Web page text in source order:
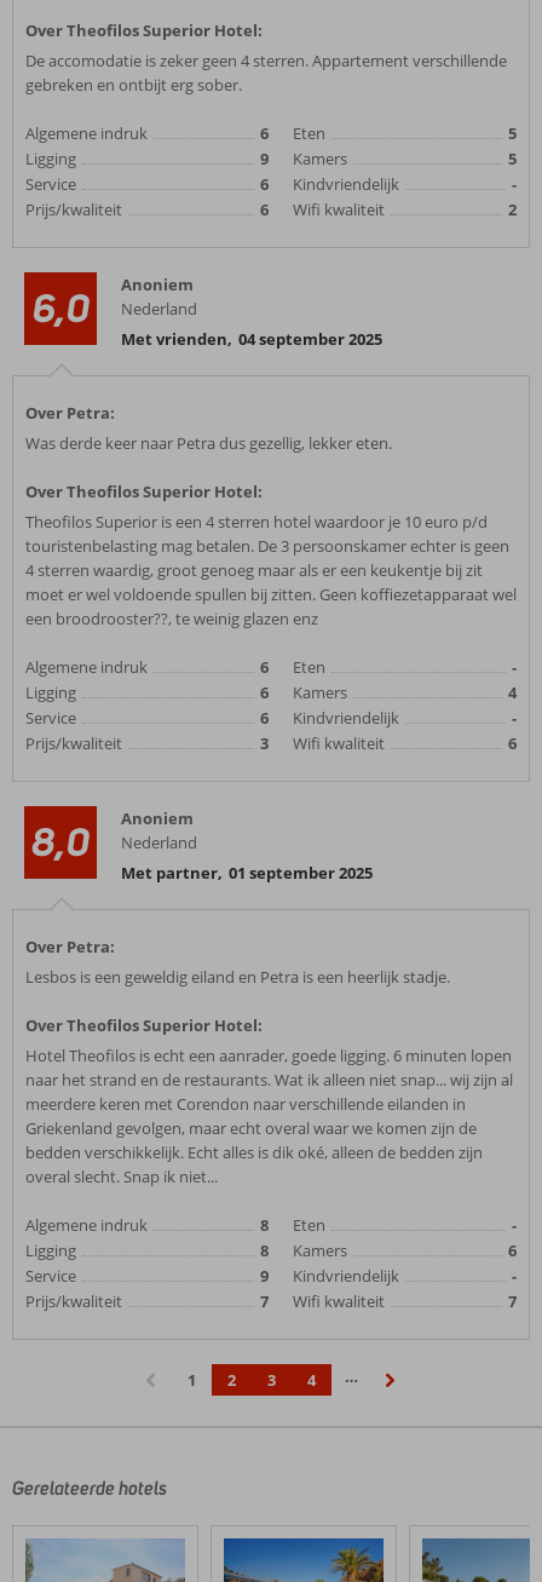
Over Theofilos Superior Hotel:
De accomodatie is zeker geen 4 sterren. Appartement verschillende
gebreken en ontbijt erg sober.
Algemene indruk
6
Ligging
9
Service
6
Prijs/kwaliteit
6
Eten
5
Kamers
5
Kindvriendelijk
-
Wifi kwaliteit
2
6,0
Anoniem
Nederland
Met vrienden, 04 september 2025
Over Petra:
Was derde keer naar Petra dus gezellig, lekker eten.
Over Theofilos Superior Hotel:
Theofilos Superior is een 4 sterren hotel waardoor je 10 euro p/d
touristenbelasting mag betalen. De 3 persoonskamer echter is geen
4 sterren waardig, groot genoeg maar als er een keukentje bij zit
moet er wel voldoende spullen bij zitten. Geen koffiezetapparaat wel
een broodrooster??, te weinig glazen enz
Algemene indruk
6
Ligging
6
Service
6
Prijs/kwaliteit
3
Eten
-
Kamers
4
Kindvriendelijk
-
Wifi kwaliteit
6
8,0
Anoniem
Nederland
Met partner, 01 september 2025
Over Petra:
Lesbos is een geweldig eiland en Petra is een heerlijk stadje.
Over Theofilos Superior Hotel:
Hotel Theofilos is echt een aanrader, goede ligging. 6 minuten lopen
naar het strand en de restaurants. Wat ik alleen niet snap... wij zijn al
meerdere keren met Corendon naar verschillende eilanden in
Griekenland gevolgen, maar echt overal waar we komen zijn de
bedden verschikkelijk. Echt alles is dik oké, alleen de bedden zijn
overal slecht. Snap ik niet...
Algemene indruk
8
Ligging
8
Service
9
Prijs/kwaliteit
7
Eten
-
Kamers
6
Kindvriendelijk
-
Wifi kwaliteit
7
1 2 3 4
…
Gerelateerde hotels